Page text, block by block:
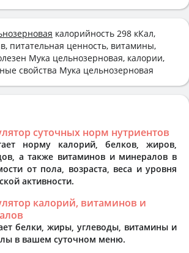
калорийность 298 кКал,
питательная ценность, витамины,
Мука цельнозерновая, калории,
свойства Мука цельнозерновая
суточных норм нутриентов
норму калорий, белков, жиров,
а также витаминов и минералов в
от пола, возраста, веса и уровня
активности.
калорий, витаминов и
белки, жиры, углеводы, витамины и
в вашем суточном меню.